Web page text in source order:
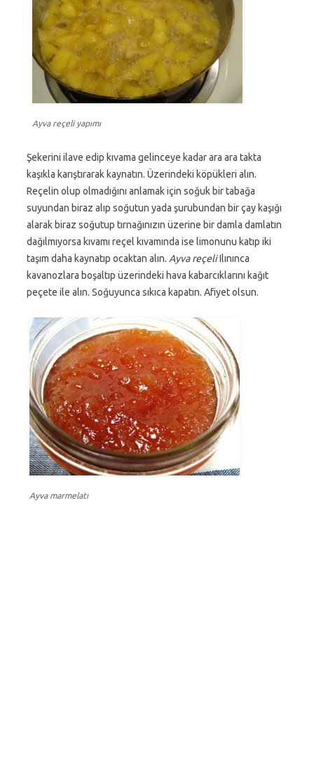
Ayva reçeli yapımı
Şekerini ilave edip kıvama gelinceye kadar ara ara takta
kaşıkla karıştırarak kaynatın. Üzerindeki köpükleri alın.
Reçelin olup olmadığını anlamak için soğuk bir tabağa
suyundan biraz alıp soğutun yada şurubundan bir çay kaşığı
alarak biraz soğutup tırnağınızın üzerine bir damla damlatın
dağılmıyorsa kıvamı reçel kıvamında ise limonunu katıp iki
taşım daha kaynatıp ocaktan alın. Ayva reçeliIlınınca
kavanozlara boşaltıp üzerindeki hava kabarcıklarını kağıt
peçete ile alın. Soğuyunca sıkıca kapatın. Afiyet olsun.
Ayva marmelatı